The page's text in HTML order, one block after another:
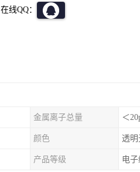
在线QQ：
金属离子总量 ＜
颜色 透明
产品等级 电子